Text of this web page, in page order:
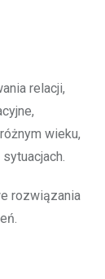
relacji,
wieku,
rozwiązania